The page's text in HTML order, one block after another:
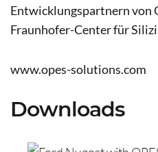
Entwicklungspartnern von
Fraunhofer-Center für
www.opes-solutions.com
Downloads